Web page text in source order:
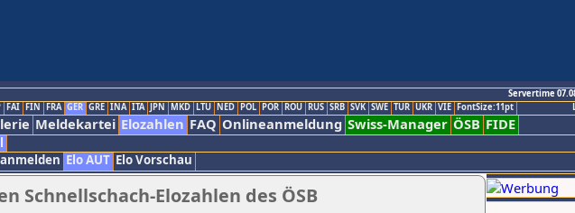
Servertime
FAI FIN FRA GER GRE INA ITA JPN MKD LTU NED POL POR ROU RUS SRB SVK SWE TUR UKR VIE FontSize:11pt
Meldekartei Elozahlen FAQ Onlineanmeldung Swiss-Manager ÖSB FIDE
Elo AUT Elo Vorschau
Schnellschach-Elozahlen des ÖSB